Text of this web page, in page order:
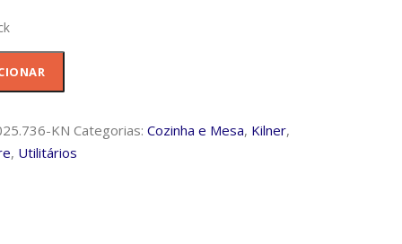
KN Categorias: Cozinha e Mesa, Kilner,
, Utilitários